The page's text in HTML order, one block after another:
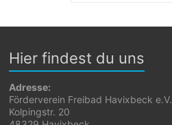
Hier findest du uns
Adresse:
Förderverein Freibad Havixbeck e.V.
Kolpingstr. 20